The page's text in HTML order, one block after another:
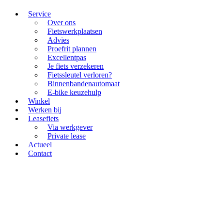
Service
Over ons
Fietswerkplaatsen
Advies
Proefrit plannen
Excellentpas
Je fiets verzekeren
Fietssleutel verloren?
Binnenbandenautomaat
E-bike keuzehulp
Winkel
Werken bij
Leasefiets
Via werkgever
Private lease
Actueel
Contact